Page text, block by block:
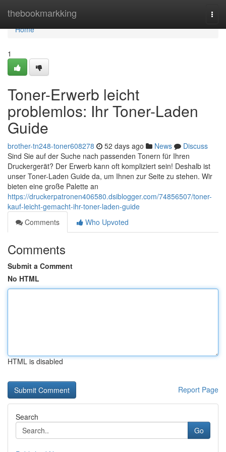
thebookmarkking
Home
Home
1
Toner-Erwerb leicht
problemlos: Ihr Toner-Laden
Guide
brother-tn248-toner608278 52 days ago News
Discuss
Sind Sie auf der Suche nach passenden Tonern für Ihren
Druckergerät? Der Erwerb kann oft kompliziert sein! Deshalb ist
unser Toner-Laden Guide da, um Ihnen zur Seite zu stehen. Wir
bieten eine große Palette an
https://druckerpatronen406580.dsiblogger.com/74856507/toner-
kauf-leicht-gemacht-ihr-toner-laden-guide
Comments
Who Upvoted
Comments
Submit a Comment
No HTML
HTML is disabled
Report Page
Search
Go